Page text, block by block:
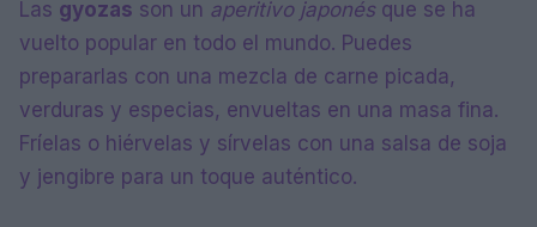
Las gyozas son un aperitivo japonésque se ha
vuelto popular en todo el mundo. Puedes
prepararlas con una mezcla de carne picada,
verduras y especias, envueltas en una masa fina.
Fríelas o hiérvelas y sírvelas con una salsa de soja
y jengibre para un toque auténtico.